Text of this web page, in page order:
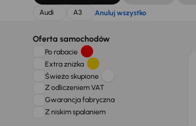
Audi A3 Anuluj wszystko
Oferta samochodów
Po rabacie
Extra zniżka
Świeżo skupione
Z odliczeniem VAT
Gwarancja fabryczna
Z niskim spalaniem